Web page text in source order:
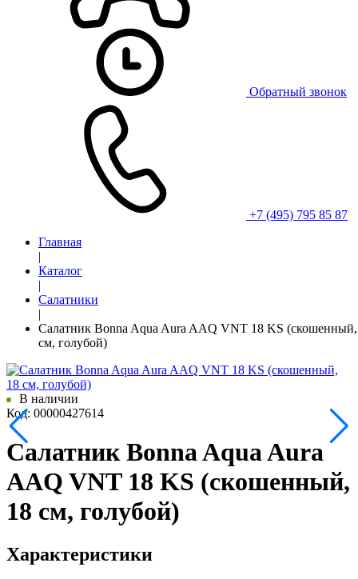
Обратный звонок
+7 (495) 795 85 87
Главная
|
Каталог
|
Салатники
|
Салатник Bonna Aqua Aura AAQ VNT 18 KS
см, голубой)
В наличии
Код: 00000427614
Салатник Bonna Aqua Aura
AAQ VNT 18 KS (скошенный,
18 см, голубой)
Характеристики